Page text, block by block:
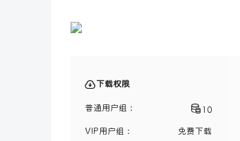
下载权限
普通用户组： 10
VIP用户组： 免费下载